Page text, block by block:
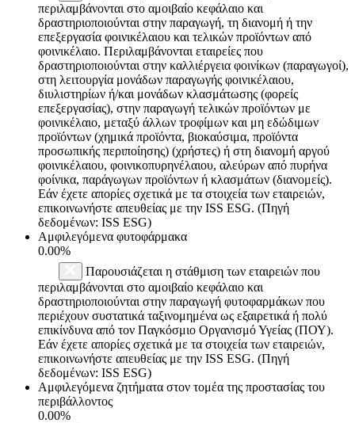
περιλαμβάνονται στο αμοιβαίο κεφάλαιο και
δραστηριοποιούνται στην παραγωγή, τη διανομή ή την
επεξεργασία φοινικέλαιου και τελικών προϊόντων από
φοινικέλαιο. Περιλαμβάνονται εταιρείες που
δραστηριοποιούνται στην καλλιέργεια φοινίκων (παραγωγοί),
στη λειτουργία μονάδων παραγωγής φοινικέλαιου,
διυλιστηρίων ή/και μονάδων κλασμάτωσης (φορείς
επεξεργασίας), στην παραγωγή τελικών προϊόντων με
φοινικέλαιο, μεταξύ άλλων τροφίμων και μη εδώδιμων
προϊόντων (χημικά προϊόντα, βιοκαύσιμα, προϊόντα
προσωπικής περιποίησης) (χρήστες) ή στη διανομή αργού
φοινικέλαιου, φοινικοπυρηνέλαιου, αλεύρων από πυρήνα
φοίνικα, παράγωγων προϊόντων ή κλασμάτων (διανομείς).
Εάν έχετε απορίες σχετικά με τα στοιχεία των εταιρειών,
επικοινωνήστε απευθείας με την ISS ESG. (Πηγή
δεδομένων: ISS ESG)
Αμφιλεγόμενα φυτοφάρμακα
0.00%
Παρουσιάζεται η στάθμιση των εταιρειών που
περιλαμβάνονται στο αμοιβαίο κεφάλαιο και
δραστηριοποιούνται στην παραγωγή φυτοφαρμάκων που
περιέχουν συστατικά ταξινομημένα ως εξαιρετικά ή πολύ
επικίνδυνα από τον Παγκόσμιο Οργανισμό Υγείας (ΠΟΥ).
Εάν έχετε απορίες σχετικά με τα στοιχεία των εταιρειών,
επικοινωνήστε απευθείας με την ISS ESG. (Πηγή
δεδομένων: ISS ESG)
Αμφιλεγόμενα ζητήματα στον τομέα της προστασίας του
περιβάλλοντος
0.00%